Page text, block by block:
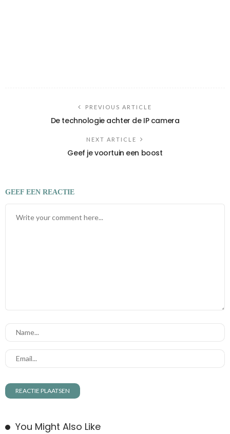
PREVIOUS ARTICLE
De technologie achter de IP camera
NEXT ARTICLE
Geef je voortuin een boost
GEEF EEN REACTIE
You Might Also Like